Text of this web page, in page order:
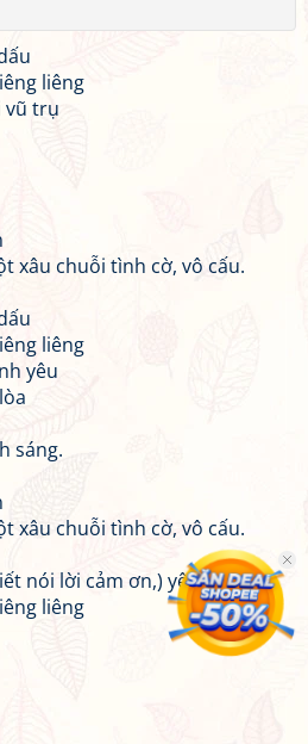
liêng
vũ trụ
xâu chuỗi tình cờ, vô cấu.
liêng
yêu
sáng.
xâu chuỗi tình cờ, vô cấu.
nói lời cảm ơn,) yêu dấu
liêng